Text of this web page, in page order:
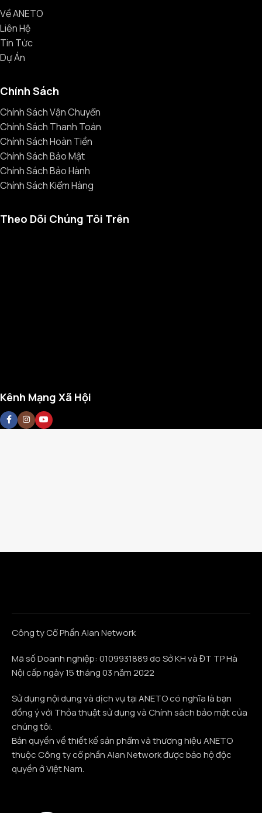
Về ANETO
Liên Hệ
Tin Tức
Dự Án
Chính Sách
Chính Sách Vận Chuyển
Chính Sách Thanh Toán
Chính Sách Hoàn Tiền
Chính Sách Bảo Mật
Chính Sách Bảo Hành
Chính Sách Kiểm Hàng
Theo Dõi Chúng Tôi Trên
Kênh Mạng Xã Hội
Công ty Cổ Phần Alan Network
Mã số Doanh nghiệp: 0109931889 do Sở KH và ĐT TP Hà
Nội cấp ngày 15 tháng 03 năm 2022
Sử dụng nội dung và dịch vụ tại ANETO có nghĩa là bạn
đồng ý với Thỏa thuật sử dụng và Chính sách bảo mật của
chúng tôi.
Bản quyền về thiết kế sản phẩm và thương hiệu ANETO
thuộc Công ty cổ phần Alan Network được bảo hộ độc
quyền ở Việt Nam.